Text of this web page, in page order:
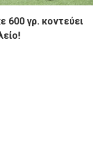
600 γρ. κοντεύει